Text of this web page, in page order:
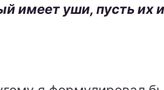
имеет уши, пусть их